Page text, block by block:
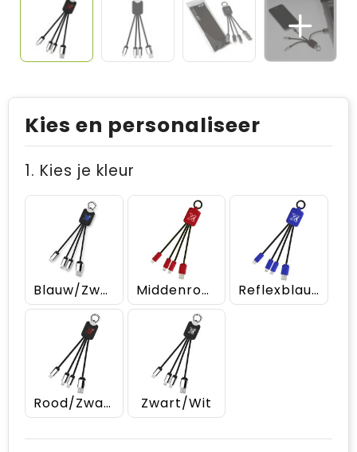
Kies en personaliseer
1. Kies je kleur
Blauw/Zwart Middenrood/Zwart Reflexblauw/Zwart
Rood/Zwart Zwart/Wit